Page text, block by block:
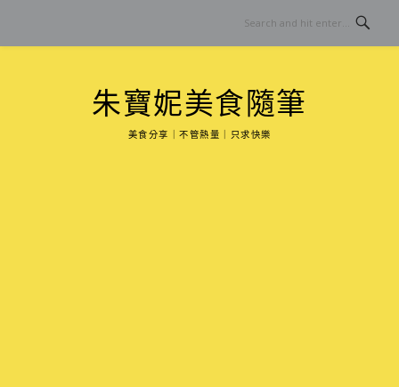
content
朱寶妮美食隨筆
美食分享｜不管熱量｜只求快樂